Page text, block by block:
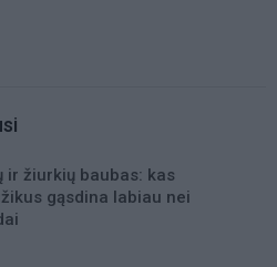
ir žiurkių baubas: kas
gąsdina labiau nei